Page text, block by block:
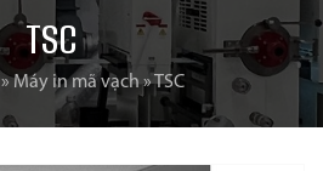
TSC
»Máy in mã vạch»TSC